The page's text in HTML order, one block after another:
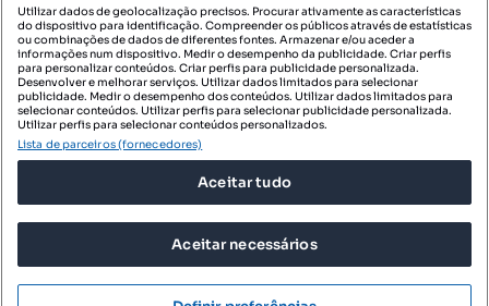
SIGA-NOS:
DESCARREGAR NA:
© 2026 Imovirtual.com, OLX Portugal, S.A.
TERMOS DE UTILIZAÇÃO
Utilizar dados de geolocalização precisos. Procurar ativamente as características
do dispositivo para identificação. Compreender os públicos através de estatísticas
ou combinações de dados de diferentes fontes. Armazenar e/ou aceder a
informações num dispositivo. Medir o desempenho da publicidade. Criar perfis
para personalizar conteúdos. Criar perfis para publicidade personalizada.
Desenvolver e melhorar serviços. Utilizar dados limitados para selecionar
publicidade. Medir o desempenho dos conteúdos. Utilizar dados limitados para
selecionar conteúdos. Utilizar perfis para selecionar publicidade personalizada.
Utilizar perfis para selecionar conteúdos personalizados.
Lista de parceiros (fornecedores)
Aceitar tudo
Aceitar necessários